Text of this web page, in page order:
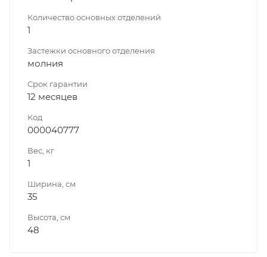
Количество основных отделений
1
Застежки основного отделения
молния
Срок гарантии
12 месяцев
Код
000040777
Вес, кг
1
Ширина, см
35
Высота, см
48